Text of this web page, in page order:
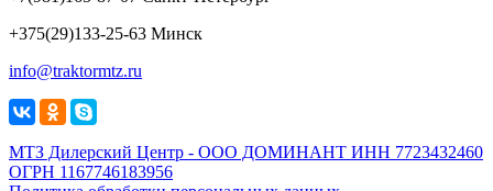
+375(29)133-25-63 Минск
info@traktormtz.ru
МТЗ Дилерский Центр - ООО ДОМИНАНТ ИНН 7723432460
ОГРН 1167746183956